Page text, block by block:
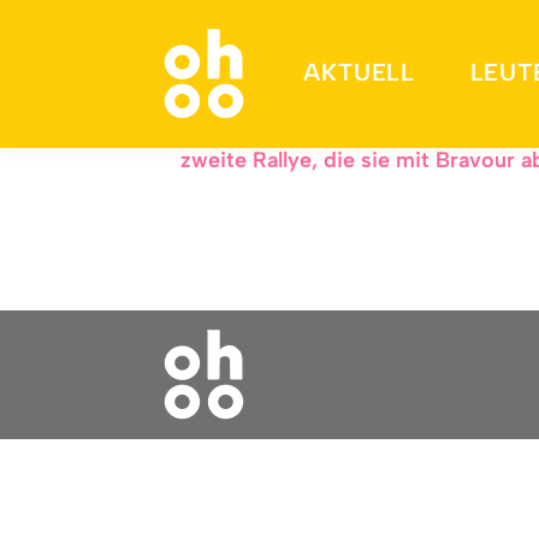
AKTUELL
Zwischen Wüste,
zweite Rallye, die sie mit Bravour